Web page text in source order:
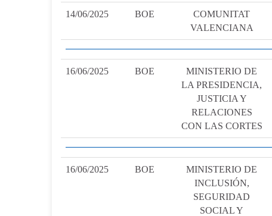
14/06/2025 BOE
COMUNITAT
VALENCIANA
16/06/2025 BOE
MINISTERIO DE
LA PRESIDENCIA,
JUSTICIA Y
RELACIONES
CON LAS CORTES
16/06/2025 BOE
MINISTERIO DE
INCLUSIÓN,
SEGURIDAD
SOCIAL Y